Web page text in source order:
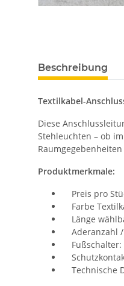
Beschreibung
Textilkabel-
Diese
Stehleuchten – ob
Produktmerkmale:
Preis pro
Farbe
Länge
Aderanzahl /
Fußschalter:
Technische